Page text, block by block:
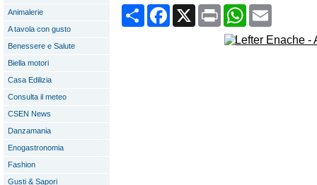
Animalerie
A tavola con gusto
Benessere e Salute
Biella motori
Casa Edilizia
Consulta il meteo
CSEN News
Danzamania
Enogastronomia
Fashion
Gusti & Sapori
CondividiFacebook
X Print WhatsApp